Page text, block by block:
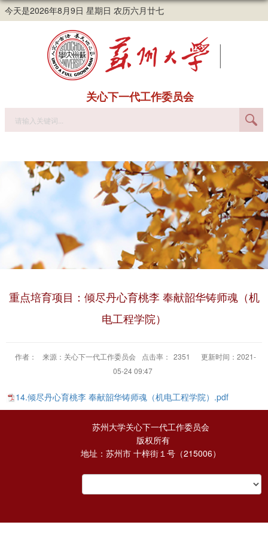
今天是2026年8月9日 星期日 农历六月廿七
关心下一代工作委员会
重点培育项目：倾尽丹心育桃李 奉献韶华铸师魂（机
电工程学院）
作者： 来源：关心下一代工作委员会 点击率： 2351
更新时间：2021-
05-24 09:47
14.倾尽丹心育桃李 奉献韶华铸师魂（机电工程学院）.pdf
苏州大学关心下一代工作委员会
版权所有
地址：苏州市 十梓街１号（215006）